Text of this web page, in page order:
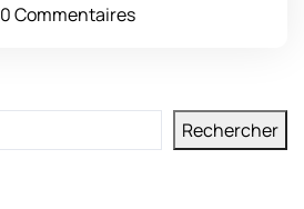
0 Commentaires
Rechercher